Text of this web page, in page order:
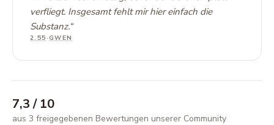
verfliegt. Insgesamt fehlt mir hier einfach die
Substanz.“
2.55·GWEN
7,3/ 10
aus 3 freigegebenen Bewertungen unserer Community